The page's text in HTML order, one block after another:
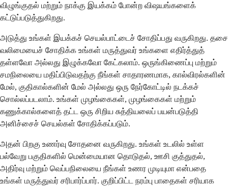
விழுங்குதல் மற்றும் நாக்கு இயக்கம் போன்ற விஷயங்களைக்
கட்டுப்படுத்துகிறது.
அடுத்து உங்கள் இயக்கச் செயல்பாட்டைச் சோதிப்பது வருகிறது. தசை
வலிமையைச் சோதிக்க உங்கள் மருத்துவர் உங்களை எதிர்த்துத்
தள்ளவோ அல்லது இழுக்கவோ கேட்கலாம். ஒருங்கிணைப்பு மற்றும்
சமநிலையை மதிப்பிடுவதற்கு நீங்கள் சாதாரணமாக, கால்விரல்களின்
மேல், குதிகால்களின் மேல் அல்லது ஒரு நேர்கோட்டில் நடக்கச்
சொல்லப்படலாம். உங்கள் முழங்கைகள், முழங்கைகள் மற்றும்
கணுக்கால்களைத் தட்ட ஒரு சிறிய சுத்தியலைப் பயன்படுத்தி
அனிச்சைச் செயல்கள் சோதிக்கப்படும்.
அதன் பிறகு உணர்வு சோதனை வருகிறது. உங்கள் உடலில் உள்ள
பல்வேறு பகுதிகளில் மென்மையான தொடுதல், ஊசி குத்துதல்,
அதிர்வு மற்றும் வெப்பநிலையை நீங்கள் உணர முடியுமா என்பதை
உங்கள் மருத்துவர் சரிபார்ப்பார். குறிப்பிட்ட நரம்பு பாதைகள் சரியாக